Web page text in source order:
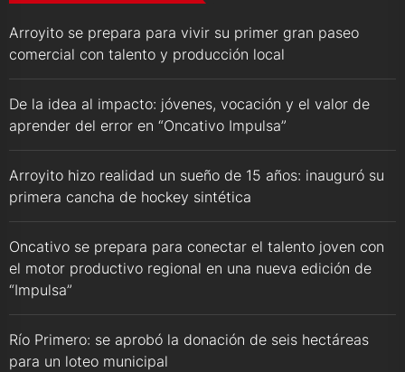
Arroyito se prepara para vivir su primer gran paseo
comercial con talento y producción local
De la idea al impacto: jóvenes, vocación y el valor de
aprender del error en “Oncativo Impulsa”
Arroyito hizo realidad un sueño de 15 años: inauguró su
primera cancha de hockey sintética
Oncativo se prepara para conectar el talento joven con
el motor productivo regional en una nueva edición de
“Impulsa”
Río Primero: se aprobó la donación de seis hectáreas
para un loteo municipal